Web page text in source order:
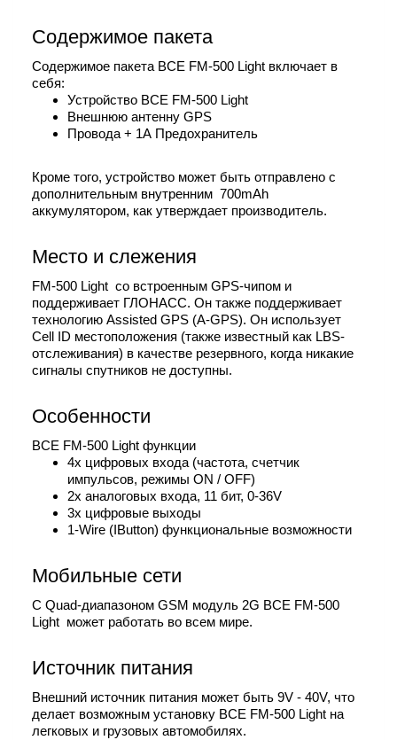
Содержимое пакета
Содержимое пакета BCE FM-500 Light включает в
себя:
Устройство BCE FM-500 Light
Внешнюю антенну GPS
Провода + 1А Предохранитель
Кроме того, устройство может быть отправлено с
дополнительным внутренним 700mAh
аккумулятором, как утверждает производитель.
Место и слежения
FM-500 Light со встроенным GPS-чипом и
поддерживает ГЛОНАСС. Он также поддерживает
технологию Assisted GPS (A-GPS). Он использует
Cell ID местоположения (также известный как LBS-
отслеживания) в качестве резервного, когда никакие
сигналы спутников не доступны.
Особенности
BCE FM-500 Light функции
4x цифровых входа (частота, счетчик
импульсов, режимы ON / OFF)
2x аналоговых входа, 11 бит, 0-36V
3x цифровые выходы
1-Wire (IButton) функциональные возможности
Мобильные сети
С Quad-диапазоном GSM модуль 2G BCE FM-500
Light может работать во всем мире.
Источник питания
Внешний источник питания может быть 9V - 40V, что
делает возможным установку BCE FM-500 Light на
легковых и грузовых автомобилях.